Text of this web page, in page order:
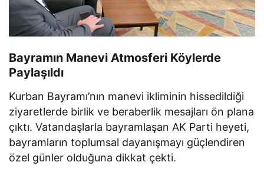
Bayramın Manevi Atmosferi Köylerde
Paylaşıldı
Kurban Bayramı’nın manevi ikliminin hissedildiği
ziyaretlerde birlik ve beraberlik mesajları ön plana
çıktı. Vatandaşlarla bayramlaşan AK Parti heyeti,
bayramların toplumsal dayanışmayı güçlendiren
özel günler olduğuna dikkat çekti.